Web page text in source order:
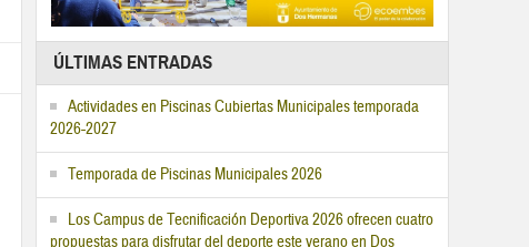
ÚLTIMAS ENTRADAS
Actividades en Piscinas Cubiertas Municipales temporada
2026-2027
Temporada de Piscinas Municipales 2026
Los Campus de Tecnificación Deportiva 2026 ofrecen cuatro
propuestas para disfrutar del deporte este verano en Dos